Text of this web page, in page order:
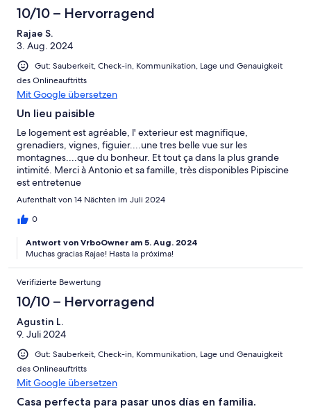
10/10 – Hervorragend
Rajae S.
3. Aug. 2024
Gut: Sauberkeit, Check-in, Kommunikation, Lage und Genauigkeit
des Onlineauftritts
Mit Google übersetzen
Un lieu paisible
Le logement est agréable, l' exterieur est magnifique,
grenadiers, vignes, figuier....une tres belle vue sur les
montagnes....que du bonheur. Et tout ça dans la plus grande
intimité. Merci à Antonio et sa famille, très disponibles Pipiscine
est entretenue
Aufenthalt von 14 Nächten im Juli 2024
0
Antwort von VrboOwner am 5. Aug. 2024
Muchas gracias Rajae! Hasta la próxima!
Verifizierte Bewertung
10/10 – Hervorragend
Agustin L.
9. Juli 2024
Gut: Sauberkeit, Check-in, Kommunikation, Lage und Genauigkeit
des Onlineauftritts
Mit Google übersetzen
Casa perfecta para pasar unos días en familia.